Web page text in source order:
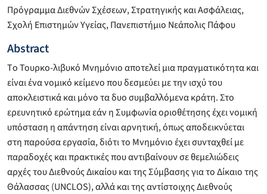
Πρόγραμμα Διεθνών Σχέσεων, Στρατηγικής και Ασφάλειας,
Σχολή Επιστημών Υγείας, Πανεπιστήμιο Νεάπολις Πάφου
Abstract
Tο Τουρκο-λιβυκό Μνημόνιο αποτελεί μια πραγματικότητα και
είναι ένα νομικό κείμενο που δεσμεύει με την ισχύ του
αποκλειστικά και μόνο τα δυο συμβαλλόμενα κράτη. Στο
ερευνητικό ερώτημα εάν η Συμφωνία οριοθέτησης έχει νομική
υπόσταση η απάντηση είναι αρνητική, όπως αποδεικνύεται
στη παρούσα εργασία, διότι το Μνημόνιο έχει συνταχθεί με
παραδοχές και πρακτικές που αντιβαίνουν σε θεμελιώδεις
αρχές του Διεθνούς Δικαίου και της Σύμβασης για το Δίκαιο της
Θάλασσας (UNCLOS), αλλά και της αντίστοιχης Διεθνούς